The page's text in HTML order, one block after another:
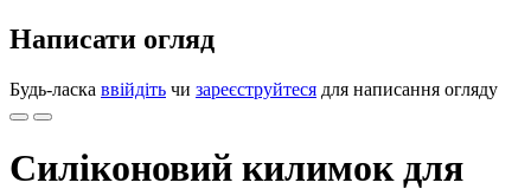
Написати огляд
Будь-ласка ввійдіть чи зареєструйтеся для написання огляду
Силіконовий килимок для